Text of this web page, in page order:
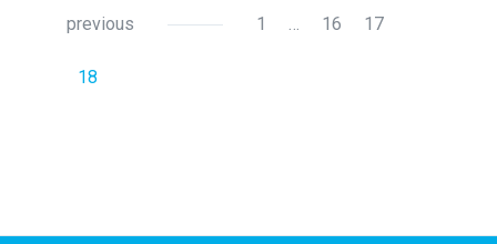
previous 1 … 16 17
18